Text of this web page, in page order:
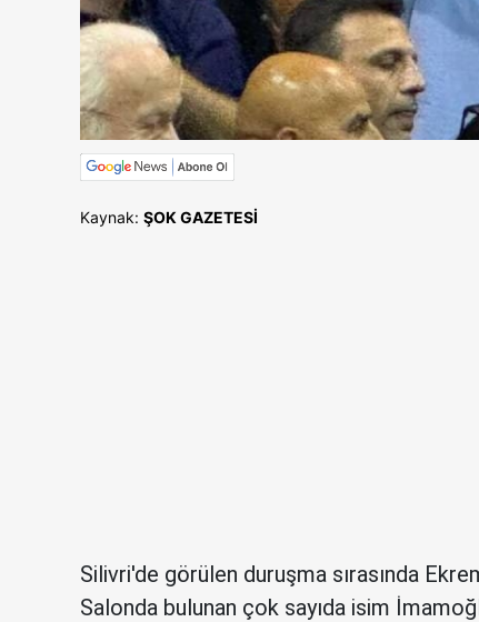
Kaynak: ŞOK GAZETESİ
Silivri'de görülen duruşma sırasında
Salonda bulunan çok sayıda isim